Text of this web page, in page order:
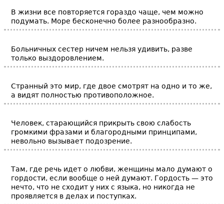
В жизни все повторяется гораздо чаще, чем можно
подумать. Море бесконечно более разнообразно.
Больничных сестер ничем нельзя удивить, разве
только выздоровлением.
Странный это мир, где двое смотрят на одно и то же,
а видят полностью противоположное.
Человек, старающийся прикрыть свою слабость
громкими фразами и благородными принципами,
невольно вызывает подозрение.
Там, где речь идет о любви, женщины мало думают о
гордости, если вообще о ней думают. Гордость — это
нечто, что не сходит у них с языка, но никогда не
проявляется в делах и поступках.